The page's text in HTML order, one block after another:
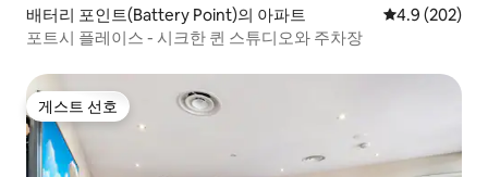
배터리 포인트(Battery Point)의 아파트 평점 4.9점(5
4.9 (202)
포트시 플레이스 - 시크한 퀸 스튜디오와 주차장
게스트 선호
게스트 선호